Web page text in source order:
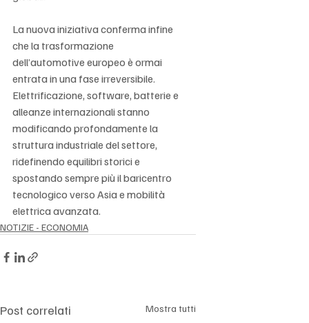
La nuova iniziativa conferma infine
che la trasformazione
dell’automotive europeo è ormai
entrata in una fase irreversibile.
Elettrificazione, software, batterie e
alleanze internazionali stanno
modificando profondamente la
struttura industriale del settore,
ridefinendo equilibri storici e
spostando sempre più il baricentro
tecnologico verso Asia e mobilità
elettrica avanzata.
NOTIZIE - ECONOMIA
Post correlati Mostra tutti